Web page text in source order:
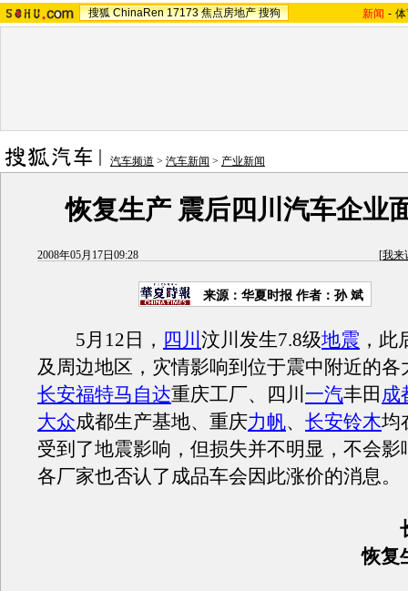
搜狐 ChinaRen 17173 焦点房地产 搜狗 新闻 -
汽车频道 > 汽车新闻 > 产业新闻
恢复生产 震后四川汽车企业
2008年05月17日09:28 [我来
来源：华夏时报 作者：孙 斌
5月12日， 四川 汶川发生7.8级地震 ，
及周边地区，灾情影响到位于震中附近的各
长安福特马自达重庆工厂、四川 一汽丰田 成
大众成都生产基地、重庆力帆、 长安铃木均
受到了地震影响，但损失并不明显，不会影
各厂家也否认了成品车会因此涨价的消息。
长
恢复